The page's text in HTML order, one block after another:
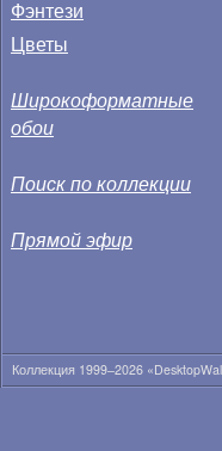
Фэнтези
Цветы
Широкоформатные
обои
Поиск по коллекции
Прямой эфир
Коллекция 1999–2026